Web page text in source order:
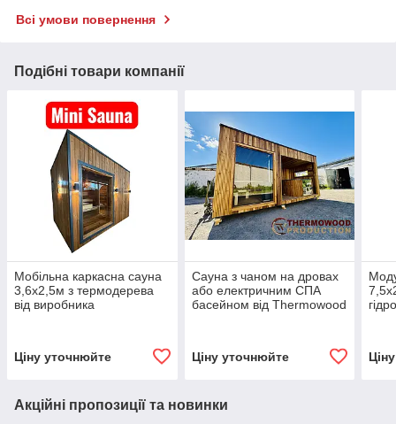
Всі умови повернення
Подібні товари компанії
Мобільна каркасна сауна
3,6х2,5м з термодерева
від виробника
Ціну уточнюйте
Сауна з чаном на дровах
або електричним СПА
басейном від Thermowood
Ціну уточнюйте
Акційні пропозиції та новинки